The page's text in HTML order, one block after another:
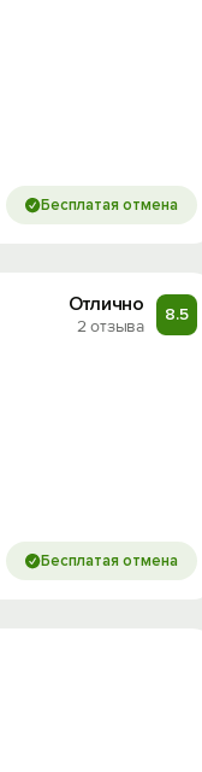
Бесплатая отмена
Отлично
2 отзыва
8.5
Бесплатая отмена